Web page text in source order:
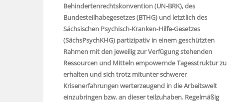
Behindertenrechtskonvention (UN-BRK), des
Bundesteilhabegesetzes (BTHG) und letztlich des
Sächsischen Psychisch-Kranken-Hilfe-Gesetzes
(SächsPsychKHG) partizipativ in einem geschützten
Rahmen mit den jeweilig zur Verfügung stehenden
Ressourcen und Mitteln empowernde Tagesstruktur zu
erhalten und sich trotz mitunter schwerer
Krisenerfahrungen werterzeugend in die Arbeitswelt
einzubringen bzw. an dieser teilzuhaben. Regelmäßig